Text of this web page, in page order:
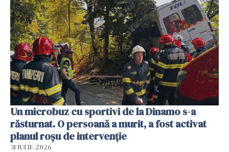
Un microbuz cu sportivi de la Dinamo s-a
răsturnat. O persoană a murit, a fost activat
planul roșu de intervenție
31 IULIE 2026